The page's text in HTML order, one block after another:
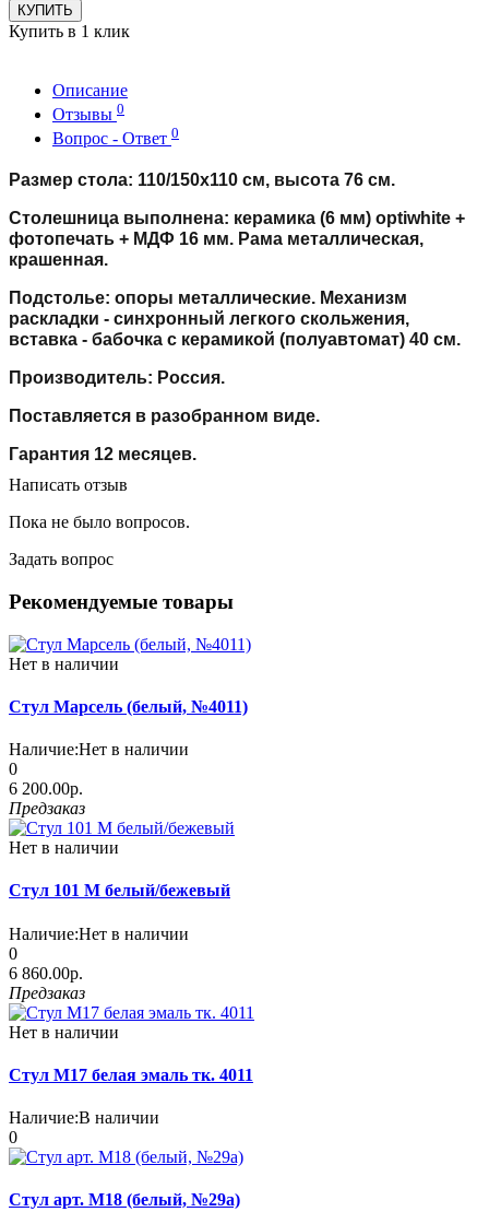
КУПИТЬ
Купить в 1 клик
Описание
Отзывы 0
Вопрос - Ответ 0
Размер стола: 110/150х110 см, высота 76 см.
Столешница выполнена: керамика (6 мм) optiwhite +
фотопечать + МДФ 16 мм. Рама металлическая,
крашенная.
Подстолье: опоры металлические. Механизм
раскладки - синхронный легкого скольжения,
вставка - бабочка с керамикой (полуавтомат) 40 см.
Производитель: Россия.
Поставляется в разобранном виде.
Гарантия 12 месяцев.
Написать отзыв
Пока не было вопросов.
Задать вопрос
Рекомендуемые товары
Нет в наличии
Стул Марсель (белый, №4011)
Наличие:Нет в наличии
0
6 200.00р.
Предзаказ
Нет в наличии
Стул 101 М белый/бежевый
Наличие:Нет в наличии
0
6 860.00р.
Предзаказ
Нет в наличии
Стул М17 белая эмаль тк. 4011
Наличие:В наличии
0
Стул арт. М18 (белый, №29а)